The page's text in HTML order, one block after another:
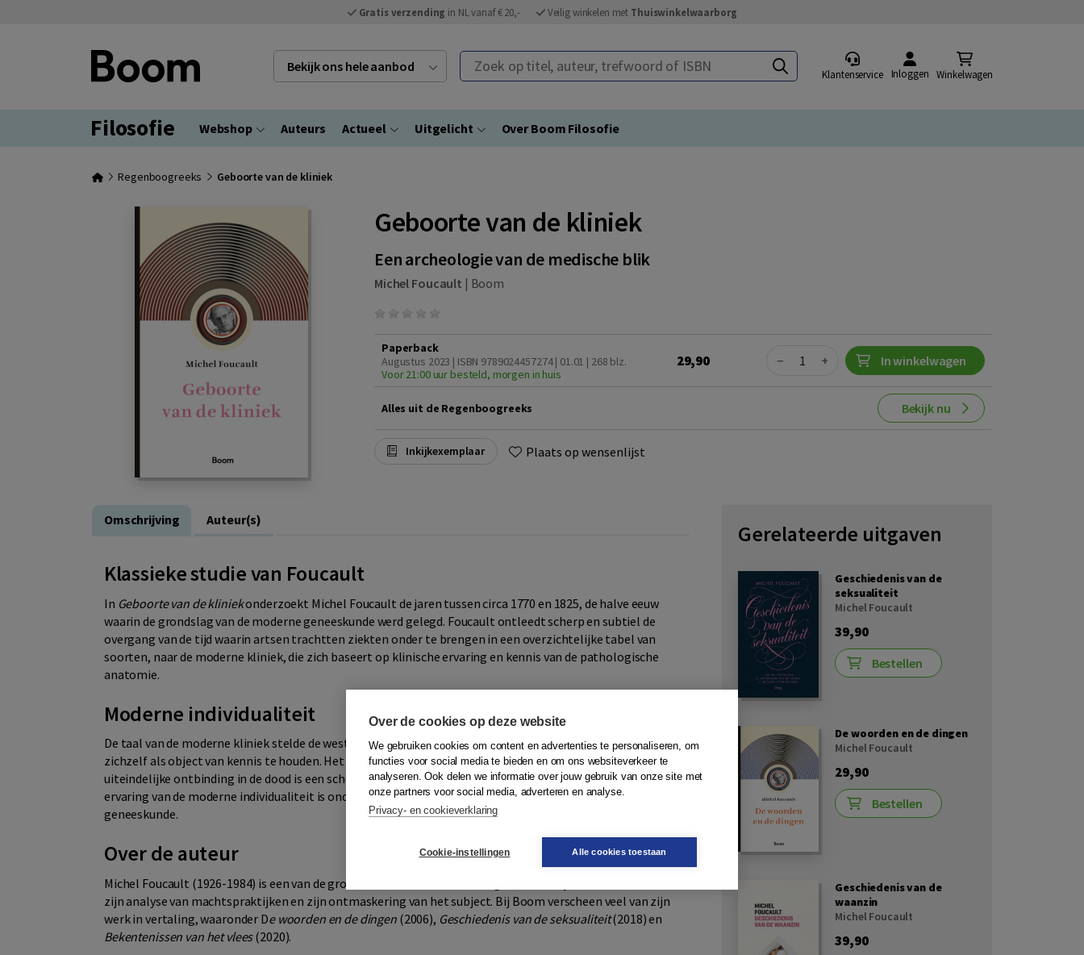
Gratis verzending in NL vanaf € 20,- Veilig winkelen met Thuiswinkelwaarborg
Bekijk ons hele aanbod Zoek op titel, auteur, trefwoord of ISBN
Klantenservice Inloggen Winkelwagen
Filosofie Webshop Auteurs Actueel Uitgelicht Over Boom Filosofie
Regenboogreeks Geboorte van de kliniek
Geboorte van de kliniek
Een archeologie van de medische blik
Michel Foucault | Boom
Paperback
Augustus 2023 | ISBN 9789024457274 | 01.01 | 268 blz.
Voor 21:00 uur besteld, morgen in huis
29,90 Quantity
− + In winkelwagen
Alles uit de Regenboogreeks Bekijk nu
Inkijkexemplaar Plaats op wensenlijst
Omschrijving Auteur(s)
Klassieke studie van Foucault
In Geboorte van de kliniekonderzoekt Michel Foucault de jaren tussen circa 1770 en 1825, de halve eeuw
waarin de grondslag van de moderne geneeskunde werd gelegd. Foucault ontleedt scherp en subtiel de
overgang van de tijd waarin artsen trachtten ziekten onder te brengen in een overzichtelijke tabel van
soorten, naar de moderne kliniek, die zich baseert op klinische ervaring en kennis van de pathologische
anatomie.
Moderne individualiteit
De taal van de moderne kliniek stelde de westerse mens voor het eerst in staat een rationeel vertoog over
zichzelf als object van kennis te houden. Het lichaam met zijn ziekten, pijnen en lusten en zijn
uiteindelijke ontbinding in de dood is een schepping van de tijd en een product van het vertoog. De
ervaring van de moderne individualiteit is ondenkbaar zonder de bijdrage van de moderne positieve
geneeskunde.
Over de auteur
Michel Foucault (1926-1984) is een van de grootste denkers van de twintigste eeuw. Hij staat bekend om
zijn analyse van machtspraktijken en zijn ontmaskering van het subject. Bij Boom verscheen veel van zijn
werk in vertaling, waaronder De woorden en de dingen(2006), Geschiedenis van de seksualiteit(2018) en
Bekentenissen van het vlees(2020).
Gerelateerde uitgaven
Geschiedenis van de
seksualiteit
Michel Foucault
39,90
Bestellen
De woorden en de dingen
Michel Foucault
29,90
Bestellen
Geschiedenis van de
waanzin
Michel Foucault
39,90
Over de cookies op deze website
We gebruiken cookies om content en advertenties te personaliseren, om
functies voor social media te bieden en om ons websiteverkeer te
analyseren. Ook delen we informatie over jouw gebruik van onze site met
onze partners voor social media, adverteren en analyse.
Privacy- en cookieverklaring
Cookie-instellingen Alle cookies toestaan